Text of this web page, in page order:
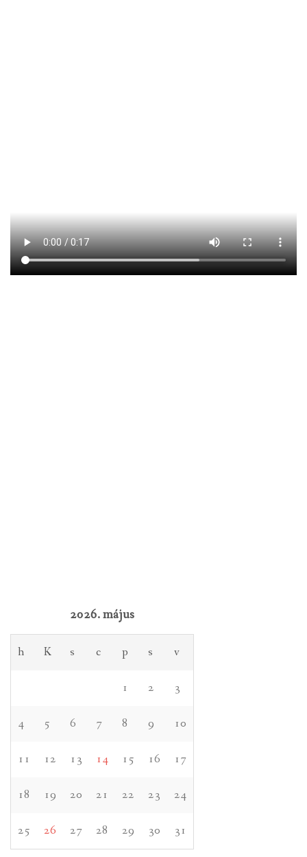
2026. május
h K s c p s v
1 2 3
4 5 6 7 8 9 10
11 12 13 14 15 16 17
18 19 20 21 22 23 24
25 26 27 28 29 30 31